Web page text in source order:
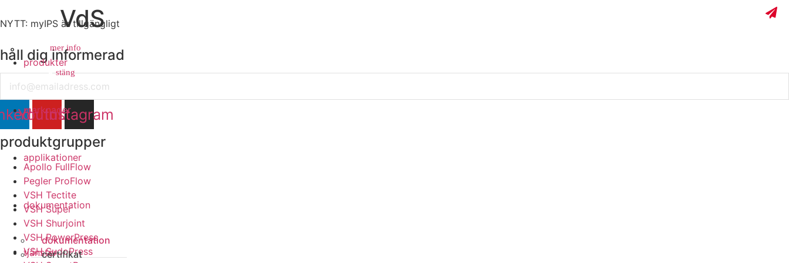
NYTT: myIPS är tillgängligt
mer info
stäng
stäng
produkter
marknader
applikationer
dokumentation
dokumentation
certifikat
tjänster
VdS
håll dig informerad
Youtube
Instagram
produktgrupper
Apollo FullFlow
Pegler ProFlow
VSH Tectite
VSH Super
VSH Shurjoint
VSH PowerPress
VSH SudoPress